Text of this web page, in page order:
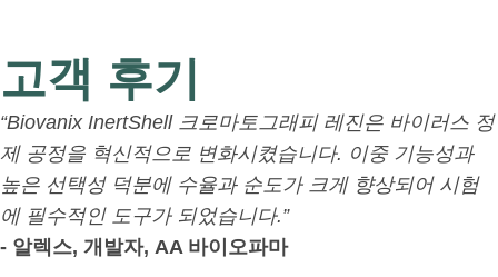
고객 후기
“Biovanix InertShell 크로마토그래피 레진은 바이러스 정
제 공정을 혁신적으로 변화시켰습니다. 이중 기능성과
높은 선택성 덕분에 수율과 순도가 크게 향상되어 시험
에 필수적인 도구가 되었습니다.”
- 알렉스, 개발자, AA 바이오파마